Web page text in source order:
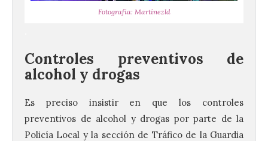
Fotografía: Martínezld
Controles preventivos de
alcohol y drogas
Es preciso insistir en que los controles
preventivos de alcohol y drogas por parte de la
Policía Local y la sección de Tráfico de la Guardia